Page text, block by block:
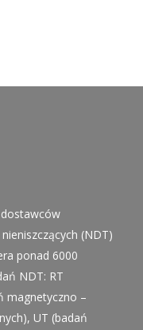
dostawców
(NDT)
ponad 6000
NDT: RT
magnetyczno –
UT (badań